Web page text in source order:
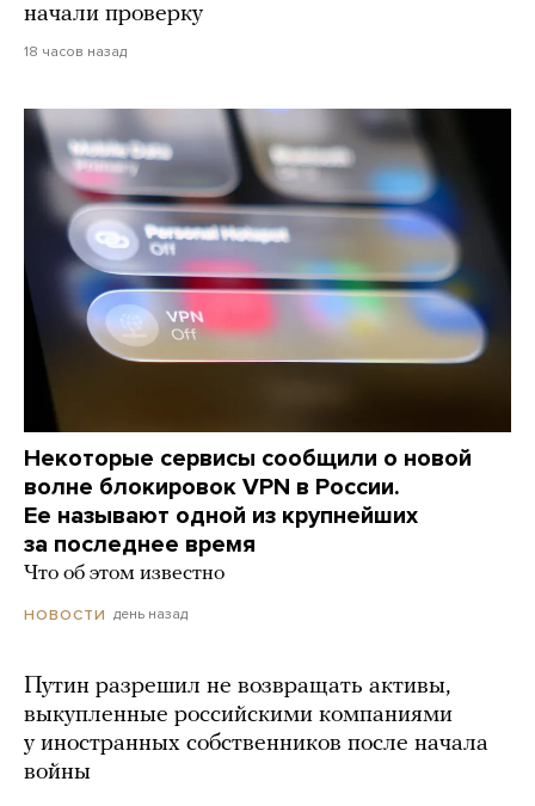
начали проверку
18 часов назад
Некоторые сервисы сообщили о новой
волне блокировок VPN в России.
Ее называют одной из крупнейших
за последнее время
Что об этом известно
НОВОСТИ день назад
Путин разрешил не возвращать активы,
выкупленные российскими компаниями
у иностранных собственников после начала
войны